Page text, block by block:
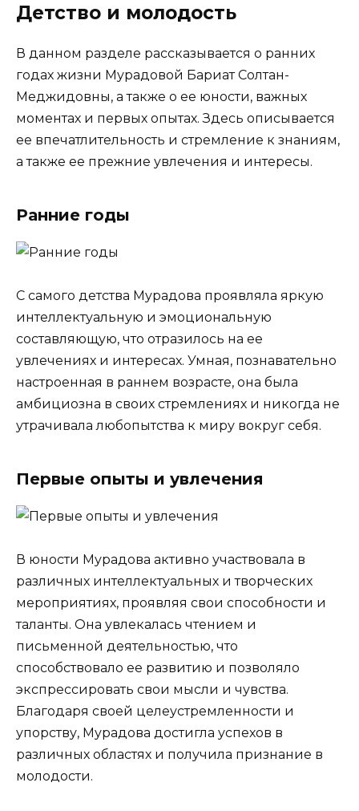
Детство и молодость
В данном разделе рассказывается о ранних
годах жизни Мурадовой Бариат Солтан-
Меджидовны, а также о ее юности, важных
моментах и первых опытах. Здесь описывается
ее впечатлительность и стремление к знаниям,
а также ее прежние увлечения и интересы.
Ранние годы
С самого детства Мурадова проявляла яркую
интеллектуальную и эмоциональную
составляющую, что отразилось на ее
увлечениях и интересах. Умная, познавательно
настроенная в раннем возрасте, она была
амбициозна в своих стремлениях и никогда не
утрачивала любопытства к миру вокруг себя.
Первые опыты и увлечения
В юности Мурадова активно участвовала в
различных интеллектуальных и творческих
мероприятиях, проявляя свои способности и
таланты. Она увлекалась чтением и
письменной деятельностью, что
способствовало ее развитию и позволяло
экспрессировать свои мысли и чувства.
Благодаря своей целеустремленности и
упорству, Мурадова достигла успехов в
различных областях и получила признание в
молодости.